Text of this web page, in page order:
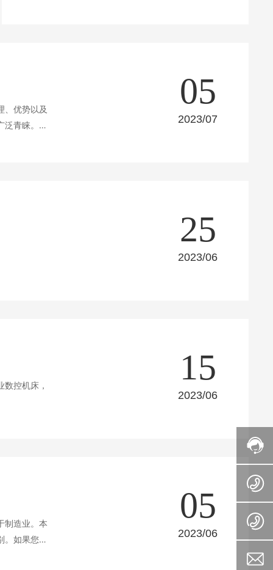
、优势以及
泛青睐。从
05
2023/07
25
2023/06
控机床， 15
2023/06
制造业。本
。如果您需
05
2023/06